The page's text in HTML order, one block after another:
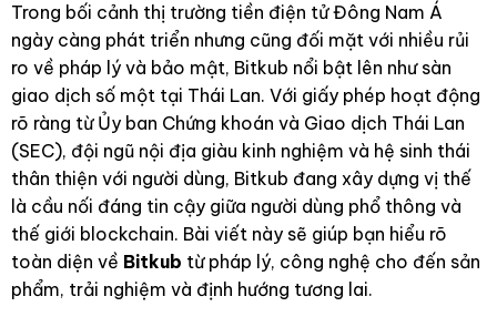
Trong bối cảnh thị trường tiền điện tử Đông Nam Á
ngày càng phát triển nhưng cũng đối mặt với nhiều rủi
ro về pháp lý và bảo mật, Bitkub nổi bật lên như sàn
giao dịch số một tại Thái Lan. Với giấy phép hoạt động
rõ ràng từ Ủy ban Chứng khoán và Giao dịch Thái Lan
(SEC), đội ngũ nội địa giàu kinh nghiệm và hệ sinh thái
thân thiện với người dùng, Bitkub đang xây dựng vị thế
là cầu nối đáng tin cậy giữa người dùng phổ thông và
thế giới blockchain. Bài viết này sẽ giúp bạn hiểu rõ
toàn diện về Bitkub từ pháp lý, công nghệ cho đến sản
phẩm, trải nghiệm và định hướng tương lai.